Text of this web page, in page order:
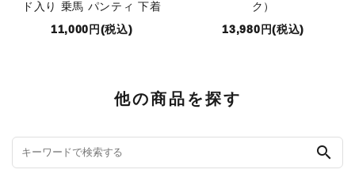
ド入り 乗馬 パンティ 下着
11,000円(税込)
ク）
13,980円(税込)
他の商品を探す
search